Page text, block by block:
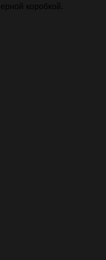
коробкой.